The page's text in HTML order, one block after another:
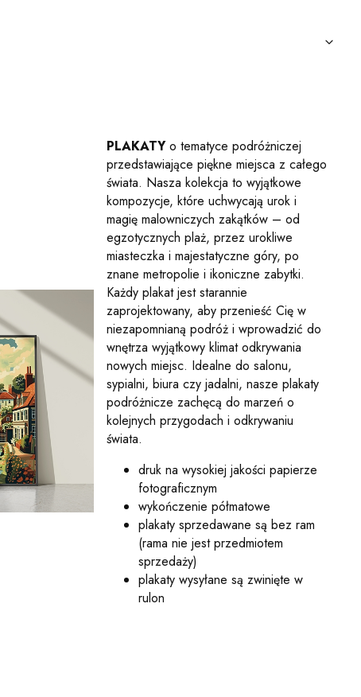
PLAKATYo tematyce podróżniczej
przedstawiające piękne miejsca z całego
świata. Nasza kolekcja to wyjątkowe
kompozycje, które uchwycają urok i
magię malowniczych zakątków – od
egzotycznych plaż, przez urokliwe
miasteczka i majestatyczne góry, po
znane metropolie i ikoniczne zabytki.
Każdy plakat jest starannie
zaprojektowany, aby przenieść Cię w
niezapomnianą podróż i wprowadzić do
wnętrza wyjątkowy klimat odkrywania
nowych miejsc. Idealne do salonu,
sypialni, biura czy jadalni, nasze plakaty
podróżnicze zachęcą do marzeń o
kolejnych przygodach i odkrywaniu
świata.
druk na wysokiej jakości papierze
fotograficznym
wykończenie półmatowe
plakaty sprzedawane są bez ram
(rama nie jest przedmiotem
sprzedaży)
plakaty wysyłane są zwinięte w
rulon